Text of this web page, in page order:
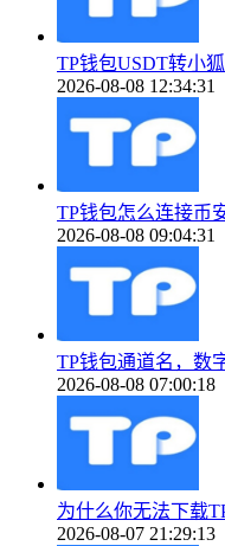
TP钱包USDT转小
2026-08-08 12:34:31
TP钱包怎么连接币
2026-08-08 09:04:31
TP钱包通道名，数
2026-08-08 07:00:18
为什么你无法下载
2026-08-07 21:29:13